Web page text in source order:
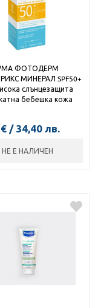
ФОТОДЕРМ
МИНЕРАЛ SPF50+
слънцезащита
бебешка кожа
€ / 34,40 лв.
НЕ Е НАЛИЧЕН